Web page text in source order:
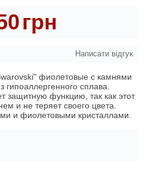
грн
Написати відгук
фиолетовые с камнями
сплава.
защитную функцию, так как этот
и не теряет своего цвета.
и фиолетовыми кристаллами.